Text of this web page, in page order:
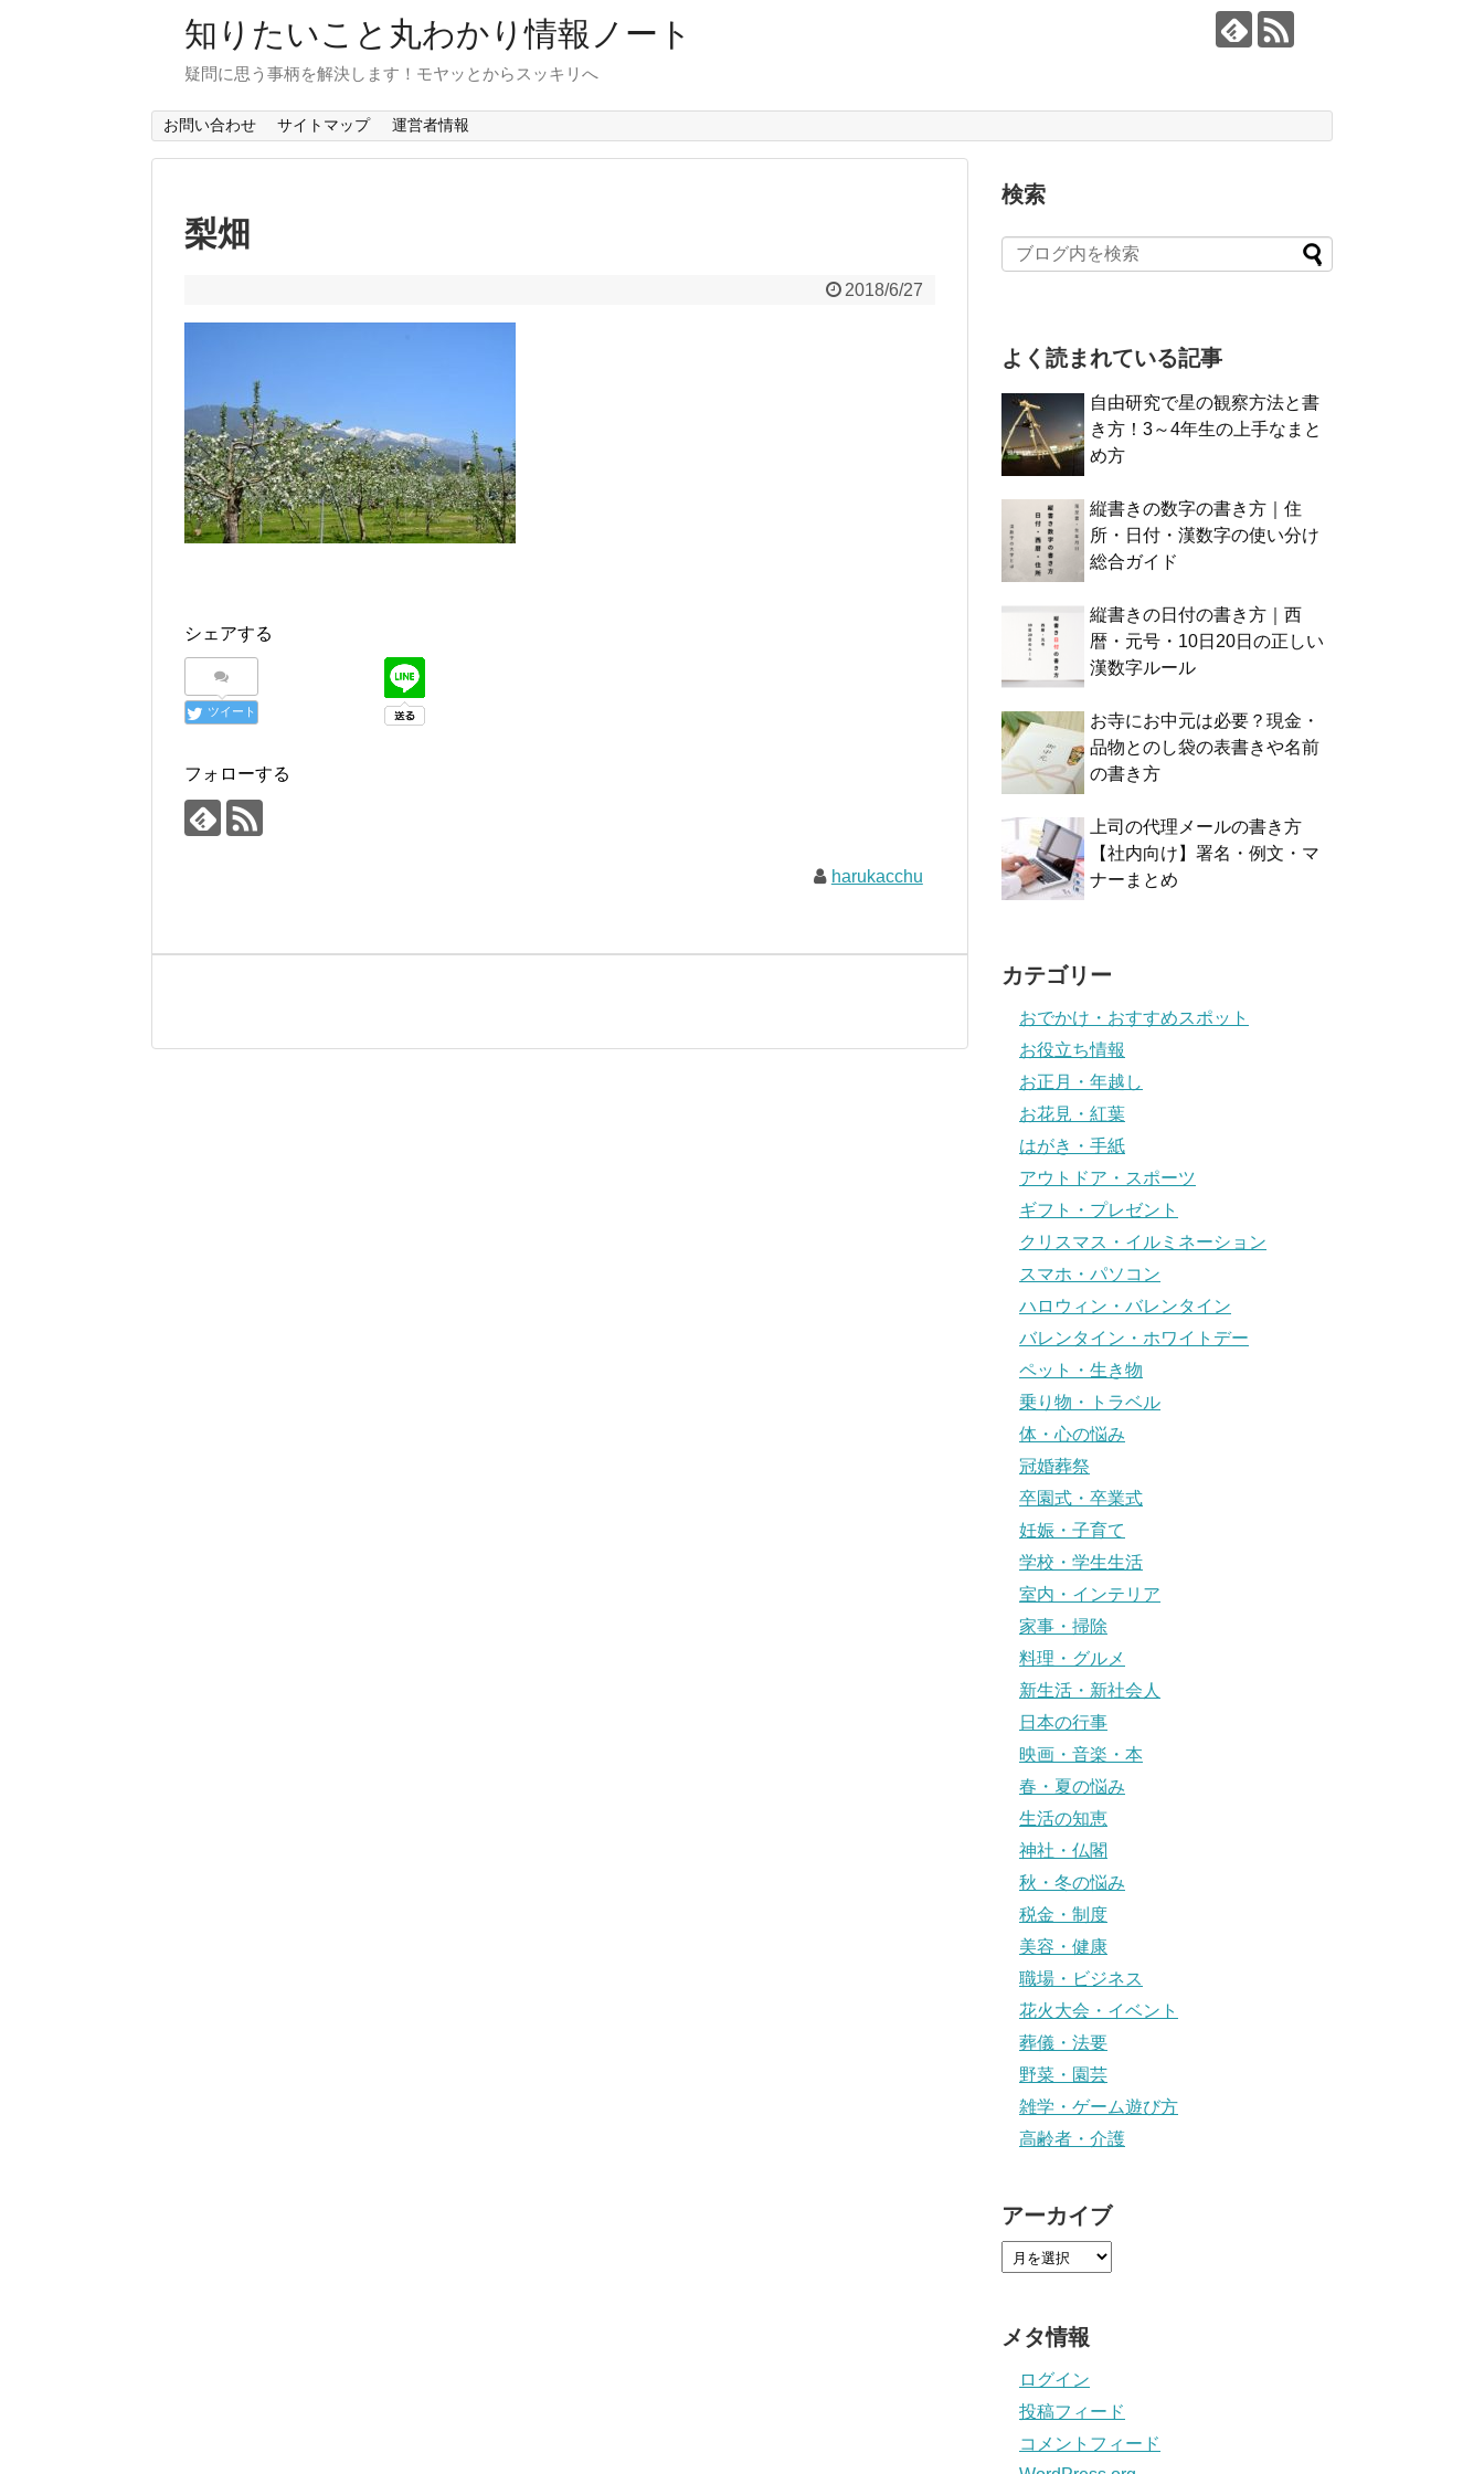
知りたいこと丸わかり情報ノート
疑問に思う事柄を解決します！モヤッとからスッキリへ
お問い合わせ サイトマップ 運営者情報
梨畑
2018/6/27
シェアする
ツイート
フォローする
harukacchu
検索
よく読まれている記事
自由研究で星の観察方法と書
き方！3～4年生の上手なまと
め方
縦書きの数字の書き方｜住
所・日付・漢数字の使い分け
総合ガイド
縦書きの日付の書き方｜西
暦・元号・10日20日の正しい
漢数字ルール
お寺にお中元は必要？現金・
品物とのし袋の表書きや名前
の書き方
上司の代理メールの書き方
【社内向け】署名・例文・マ
ナーまとめ
カテゴリー
おでかけ・おすすめスポット
お役立ち情報
お正月・年越し
お花見・紅葉
はがき・手紙
アウトドア・スポーツ
ギフト・プレゼント
クリスマス・イルミネーション
スマホ・パソコン
ハロウィン・バレンタイン
バレンタイン・ホワイトデー
ペット・生き物
乗り物・トラベル
体・心の悩み
冠婚葬祭
卒園式・卒業式
妊娠・子育て
学校・学生生活
室内・インテリア
家事・掃除
料理・グルメ
新生活・新社会人
日本の行事
映画・音楽・本
春・夏の悩み
生活の知恵
神社・仏閣
秋・冬の悩み
税金・制度
美容・健康
職場・ビジネス
花火大会・イベント
葬儀・法要
野菜・園芸
雑学・ゲーム遊び方
高齢者・介護
アーカイブ
メタ情報
ログイン
投稿フィード
コメントフィード